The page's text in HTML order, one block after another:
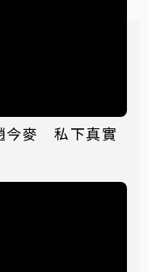
今麥 私下真實